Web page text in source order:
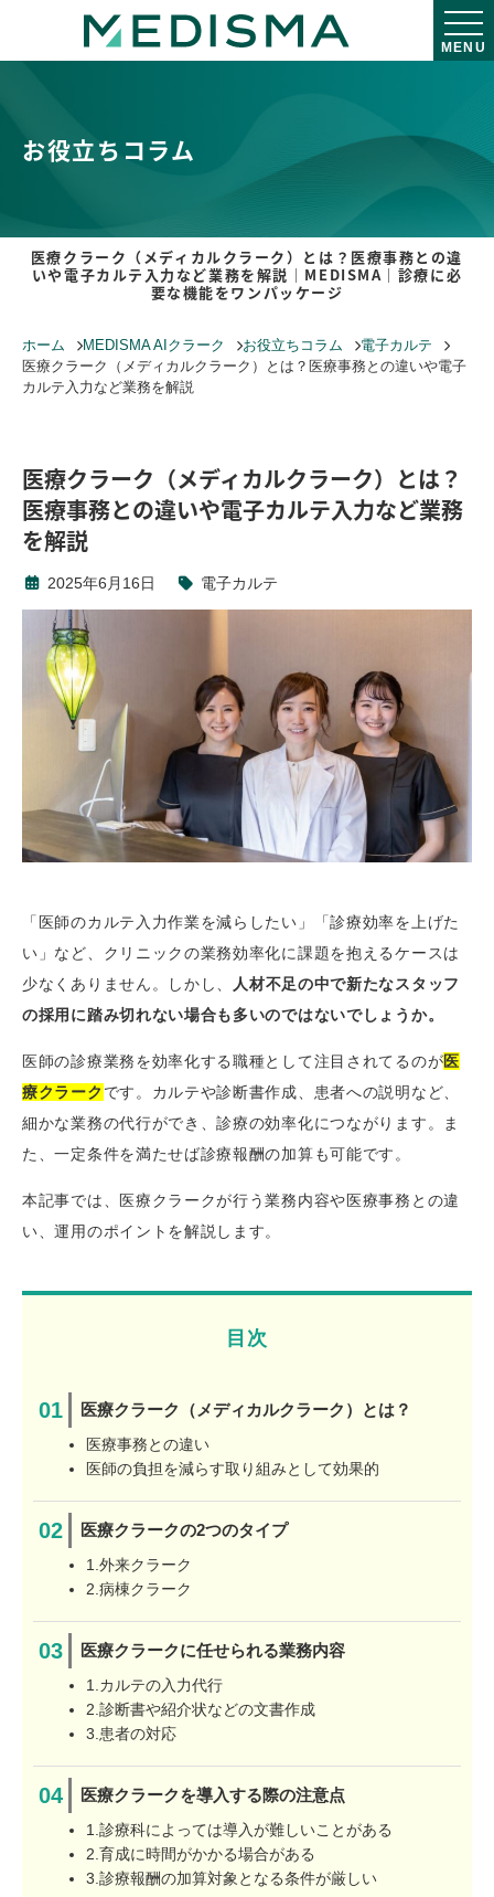
MENU
お役立ちコラム
医療クラーク（メディカルクラーク）とは？医療事務との違
いや電子カルテ入力など業務を解説｜MEDISMA｜診療に必
要な機能をワンパッケージ
ホーム MEDISMA AIクラーク お役立ちコラム
電子カルテ
医療クラーク（メディカルクラーク）とは？医療事務との違いや電子
カルテ入力など業務を解説
医療クラーク（メディカルクラーク）とは？
医療事務との違いや電子カルテ入力など業務
を解説
2025年6月16日 電子カルテ
「医師のカルテ入力作業を減らしたい」「診療効率を上げた
い」など、クリニックの業務効率化に課題を抱えるケースは
少なくありません。しかし、
人材不足の中で新たなスタッフ
の採用に踏み切れない場合も多いのではないでしょうか。
医師の診療業務を効率化する職種として注目されてるのが医
療クラーク です。カルテや診断書作成、患者への説明など、
細かな業務の代行ができ、診療の効率化につながります。ま
た、一定条件を満たせば診療報酬の加算も可能です。
本記事では、医療クラークが行う業務内容や医療事務との違
い、運用のポイントを解説します。
目次
医療クラーク（メディカルクラーク）とは？
医療事務との違い
医師の負担を減らす取り組みとして効果的
医療クラークの2つのタイプ
1.外来クラーク
2.病棟クラーク
医療クラークに任せられる業務内容
1.カルテの入力代行
2.診断書や紹介状などの文書作成
3.患者の対応
医療クラークを導入する際の注意点
1.診療科によっては導入が難しいことがある
2.育成に時間がかかる場合がある
3.診療報酬の加算対象となる条件が厳しい